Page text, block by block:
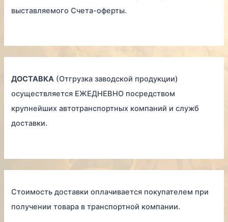
выставляемого Счета-оферты.
ДОСТАВКА (Отгрузка заводской продукции)
осуществляется ЕЖЕДНЕВНО посредством
крупнейших автотранспортных компаний и служб
доставки.
Стоимость доставки оплачивается покупателем при
получении товара в транспортной компании.